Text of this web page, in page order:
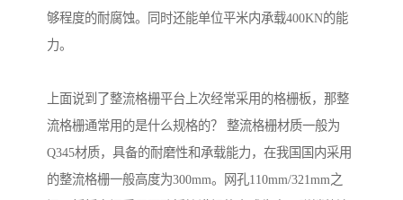
够程度的耐腐蚀。同时还能单位平米内承载400KN的能
力。
上面说到了整流格栅平台上次经常采用的格栅板，那整
流格栅通常用的是什么规格的？ 整流格栅材质一般为
Q345材质，具备的耐磨性和承载能力，在我国国内采用
的整流格栅一般高度为300mm。网孔110mm/321mm之